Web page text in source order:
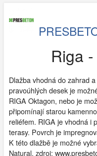
Riga
Dlažba vhodná do zahrad
pravoúhlých desek je
RIGA Oktagon, nebo je
připomínají starou
reliéfem. RIGA je vhodná i
terasy. Povrch je
K této dlažbě je možné
Natural. zdroj: